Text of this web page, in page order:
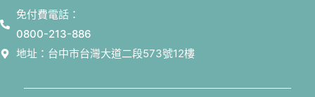
免付費電話：
0800-213-886
地址：台中市台灣大道二段573號12樓